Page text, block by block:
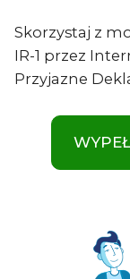
Skorzystaj z
IR-1 przez
Przyjazne